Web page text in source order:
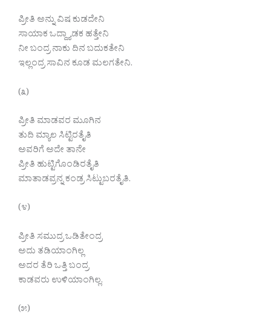
ಪ್ರೀತಿ ಅನ್ನು ವಿಷ ಕುಡದೇನಿ
ಸಾಯಾಕ ಒದ್ದ್ಯಾಡಕ ಹತ್ತೇನಿ
ನೀ ಬಂದ್ರ ನಾಕು ದಿನ ಬದುಕತೇನಿ
ಇಲ್ಲಂದ್ರ ಸಾವಿನ ಕೂಡ ಮಲಗತೇನಿ.
(೩)
ಪ್ರೀತಿ ಮಾಡವರ ಮೂಗಿನ
ತುದಿ ಮ್ಯಾಲ ಸಿಟ್ಟಿರತೈತಿ
ಅವರಿಗೆ ಅದೇ ತಾನೇ
ಪ್ರೀತಿ ಹುಟ್ಟಿಗೊಂಡಿರತೈತಿ
ಮಾತಾಡವ್ರನ್ನ ಕಂಡ್ರ ಸಿಟ್ಟುಬರತೈತಿ.
(೪)
ಪ್ರೀತಿ ಸಮುದ್ರ ಒಡಿತೇಂದ್ರ
ಅದು ತಡಿಯಾಂಗಿಲ್ಲ
ಅದರ ತೆರಿ ಒತ್ತಿ ಬಂದ್ರ
ಕಾಡವರು ಉಳಿಯಾಂಗಿಲ್ಲ.
(೫)